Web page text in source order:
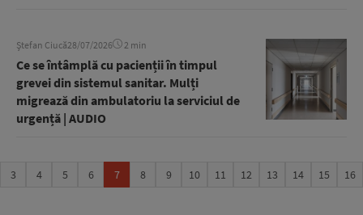
Ștefan Ciucă28/07/2026 2 min
Ce se întâmplă cu pacienții în timpul
grevei din sistemul sanitar. Mulți
migrează din ambulatoriu la serviciul de
urgență | AUDIO
3 4 5 6 7 8 9 10 11 12 13 14 15 16